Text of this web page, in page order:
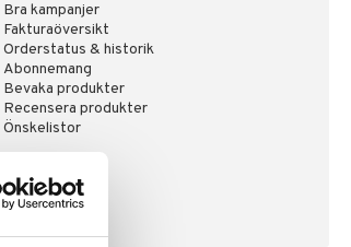
Bra kampanjer
Fakturaöversikt
Orderstatus & historik
Abonnemang
Bevaka produkter
Recensera produkter
Önskelistor
SKAPA KUND